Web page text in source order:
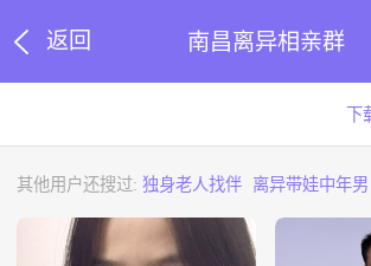
返回 南昌离异相亲群
其他用户还搜过:独身老人找伴 离异带娃中年男